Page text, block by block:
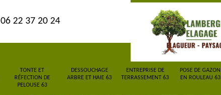
06 22 37 20 24
TONTE ET
RÉFECTION DE
PELOUSE 63
DESSOUCHAGE
ARBRE ET HAIE 63
ENTREPRISE DE
TERRASSEMENT 63
POSE DE GAZON
EN ROULEAU 63